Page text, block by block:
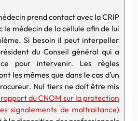
prend contact avec la CRIP
le médecin de la cellule afin de lui
Si besoin il peut interpeller
du Conseil général qui a
pour intervenir. Les règles
les mêmes que dans le cas d’un
Nul tiers ne doit être mis
du CNOM sur la protection
signalements de maltraitance)